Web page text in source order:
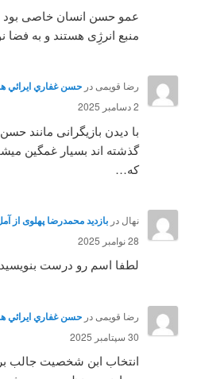
عمو حسن انسان خاصی بود ،
منبع انرژِی هستند و به فضا
رضا قویمی در حسن غفاري ايرائي هنرپيشه
2 دسامبر 2025
با دیدن بازیگرانی مانند
گذشته اند بسیار غمگین
که…
نهال در بازدید محمدرضا پهلوی از آمل سال
28 نوامبر 2025
لطفا اسم رو درست
رضا قویمی در حسن غفاري ايرائي هنرپيشه
30 سپتامبر 2025
انتخاب ابن شخصیت جالب